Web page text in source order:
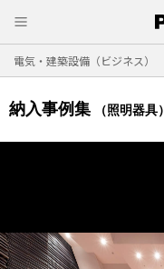
電気・建築設備（ビジネス）
納入事例集 （照明器具）